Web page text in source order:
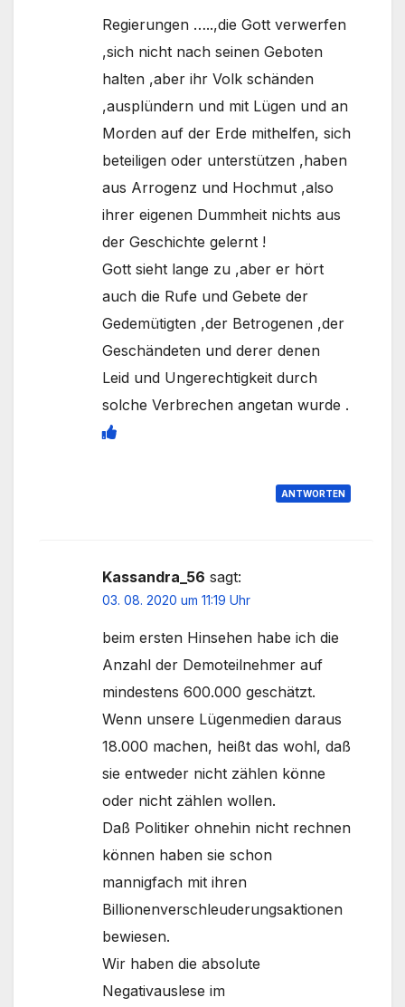
Regierungen …..,die Gott verwerfen
,sich nicht nach seinen Geboten
halten ,aber ihr Volk schänden
,ausplündern und mit Lügen und an
Morden auf der Erde mithelfen, sich
beteiligen oder unterstützen ,haben
aus Arrogenz und Hochmut ,also
ihrer eigenen Dummheit nichts aus
der Geschichte gelernt !
Gott sieht lange zu ,aber er hört
auch die Rufe und Gebete der
Gedemütigten ,der Betrogenen ,der
Geschändeten und derer denen
Leid und Ungerechtigkeit durch
solche Verbrechen angetan wurde .
ANTWORTEN
Kassandra_56 sagt:
03. 08. 2020 um 11:19 Uhr
beim ersten Hinsehen habe ich die
Anzahl der Demoteilnehmer auf
mindestens 600.000 geschätzt.
Wenn unsere Lügenmedien daraus
18.000 machen, heißt das wohl, daß
sie entweder nicht zählen könne
oder nicht zählen wollen.
Daß Politiker ohnehin nicht rechnen
können haben sie schon
mannigfach mit ihren
Billionenverschleuderungsaktionen
bewiesen.
Wir haben die absolute
Negativauslese im